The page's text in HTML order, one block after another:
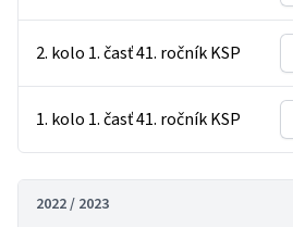
2. kolo 1. časť 41. ročník KSP
1. kolo 1. časť 41. ročník KSP
2022 / 2023